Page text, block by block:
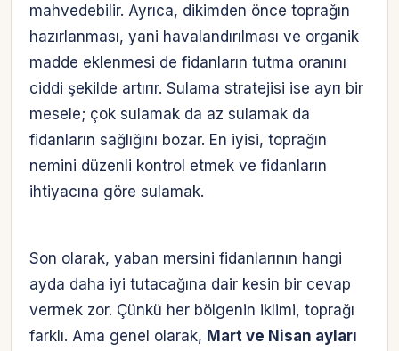
mahvedebilir. Ayrıca, dikimden önce toprağın
hazırlanması, yani havalandırılması ve organik
madde eklenmesi de fidanların tutma oranını
ciddi şekilde artırır. Sulama stratejisi ise ayrı bir
mesele; çok sulamak da az sulamak da
fidanların sağlığını bozar. En iyisi, toprağın
nemini düzenli kontrol etmek ve fidanların
ihtiyacına göre sulamak.
Son olarak, yaban mersini fidanlarının hangi
ayda daha iyi tutacağına dair kesin bir cevap
vermek zor. Çünkü her bölgenin iklimi, toprağı
farklı. Ama genel olarak, Mart ve Nisan ayları